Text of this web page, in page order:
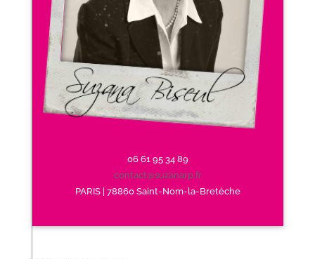
06 61 95 34 89
contact@suzanarp.fr
PARIS | 78860 Saint-Nom-la-Bretèche